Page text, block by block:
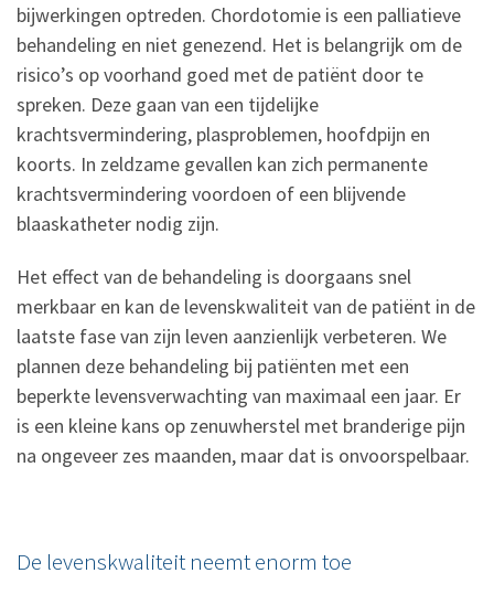
bijwerkingen optreden. Chordotomie is een palliatieve
behandeling en niet genezend. Het is belangrijk om de
risico’s op voorhand goed met de patiënt door te
spreken. Deze gaan van een tijdelijke
krachtsvermindering, plasproblemen, hoofdpijn en
koorts. In zeldzame gevallen kan zich permanente
krachtsvermindering voordoen of een blijvende
blaaskatheter nodig zijn.
Het effect van de behandeling is doorgaans snel
merkbaar en kan de levenskwaliteit van de patiënt in de
laatste fase van zijn leven aanzienlijk verbeteren. We
plannen deze behandeling bij patiënten met een
beperkte levensverwachting van maximaal een jaar. Er
is een kleine kans op zenuwherstel met branderige pijn
na ongeveer zes maanden, maar dat is onvoorspelbaar.
De levenskwaliteit neemt enorm toe